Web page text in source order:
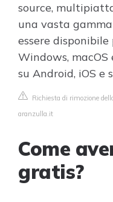
source,
una vasta
essere
Windows, macOS
su Android, iOS e
Richiesta di rimozione
aranzulla.it
Come
gratis?